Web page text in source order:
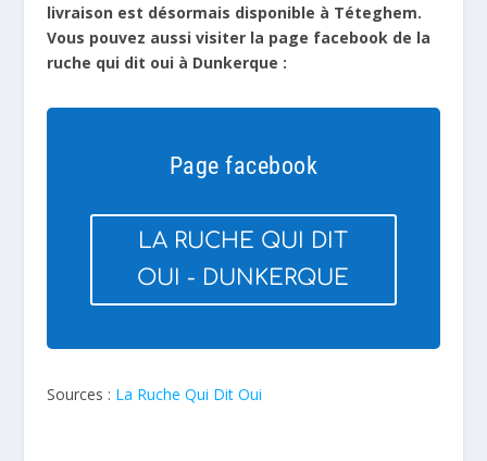
livraison est désormais disponible à Téteghem.
Vous pouvez aussi visiter la page facebook de la
ruche qui dit oui à Dunkerque :
Page facebook
LA RUCHE QUI DIT
OUI - DUNKERQUE
Sources : La Ruche Qui Dit Oui